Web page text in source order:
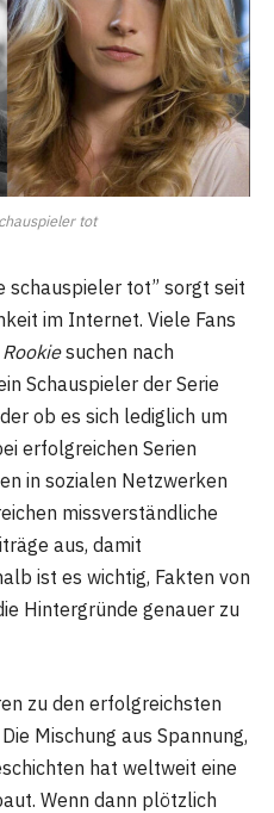
tot
schauspieler tot” sorgt seit
im Internet. Viele Fans
Rookiesuchen nach
Schauspieler der Serie
ob es sich lediglich um
erfolgreichen Serien
in sozialen Netzwerken
missverständliche
aus, damit
ist es wichtig, Fakten von
Hintergründe genauer zu
zu den erfolgreichsten
Mischung aus Spannung,
hat weltweit eine
Wenn dann plötzlich